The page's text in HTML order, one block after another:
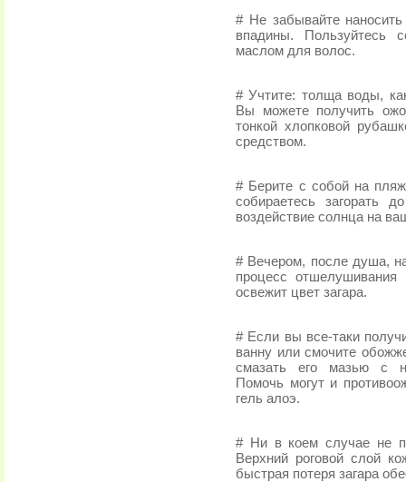
# Не забывайте
впадины. Пользуйтесь
маслом для волос.
# Учтите: толща воды,
Вы можете получить
тонкой хлопковой
средством.
# Берите с собой на
собираетесь загорать
воздействие солнца на
# Вечером, после душа,
процесс
освежит цвет загара.
# Если вы все-таки
ванну или смочите
смазать его мазью с
Помочь могут и
гель алоэ.
# Ни в коем случае не
Верхний роговой слой
быстрая потеря загара